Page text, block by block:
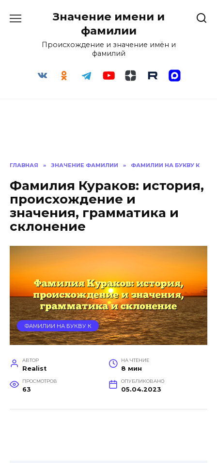
Значение имени и
фамилии
Происхождение и значение имён и
фамилий
ГЛАВНАЯ » ЗНАЧЕНИЕ ФАМИЛИИ » ФАМИЛИИ НА БУКВУ К
Фамилия Кураков: история,
происхождение и
значения, грамматика и
склонение
ФАМИЛИИ НА БУКВУ К
АВТОР
Realist
НА ЧТЕНИЕ
8 мин
ПРОСМОТРОВ
63
ОПУБЛИКОВАНО
05.04.2023